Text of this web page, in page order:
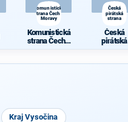
Komunistická
strana Čech a
Moravy
Komunistická
strana Čech a
Česká
pirátská
strana
Česká
pirátská
strana
Kraj Vysočina